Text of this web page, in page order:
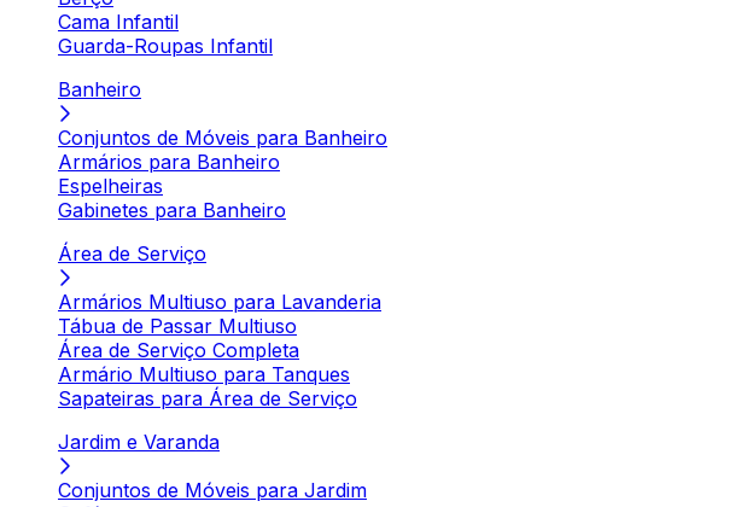
Cama Infantil
Guarda-Roupas Infantil
Banheiro
Conjuntos de Móveis para Banheiro
Armários para Banheiro
Espelheiras
Gabinetes para Banheiro
Área de Serviço
Armários Multiuso para Lavanderia
Tábua de Passar Multiuso
Área de Serviço Completa
Armário Multiuso para Tanques
Sapateiras para Área de Serviço
Jardim e Varanda
Conjuntos de Móveis para Jardim